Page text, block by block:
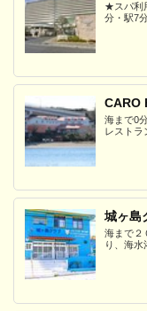
★スパ利
分・駅7
CARO
海まで0
レストラ
城ヶ島
海まで２
り、海水